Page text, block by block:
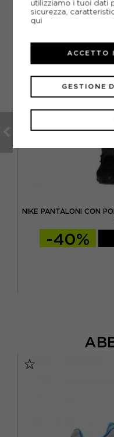
NIKE PANTALONI CON
-40%
utilizziamo i tuoi dati
sicurezza,
qui
GESTIONE
ACCETTO